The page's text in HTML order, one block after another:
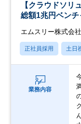
【クラウドソリ
総額1兆円ベン
エムスリー株式会社
正社員採用 土日
業務内容